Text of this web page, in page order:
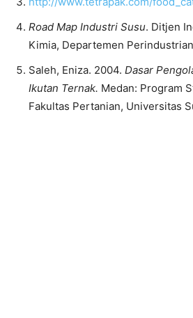
Road Map Industri Susu. Ditjen
Kimia, Departemen
Saleh, Eniza. 2004. Dasar
Ikutan Ternak. Medan: Program
Fakultas Pertanian, Universitas